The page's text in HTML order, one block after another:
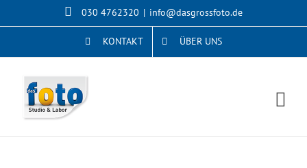
030 4762320 | info@dasgrossfoto.de
KONTAKT ÜBER UNS